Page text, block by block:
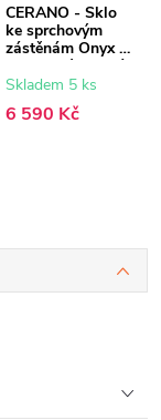
CERANO - Sklo
ke sprchovým
zástěnám Onyx -
8 mm - rýhované
sklo - 150x200
Skladem 5 ks
6 590 Kč